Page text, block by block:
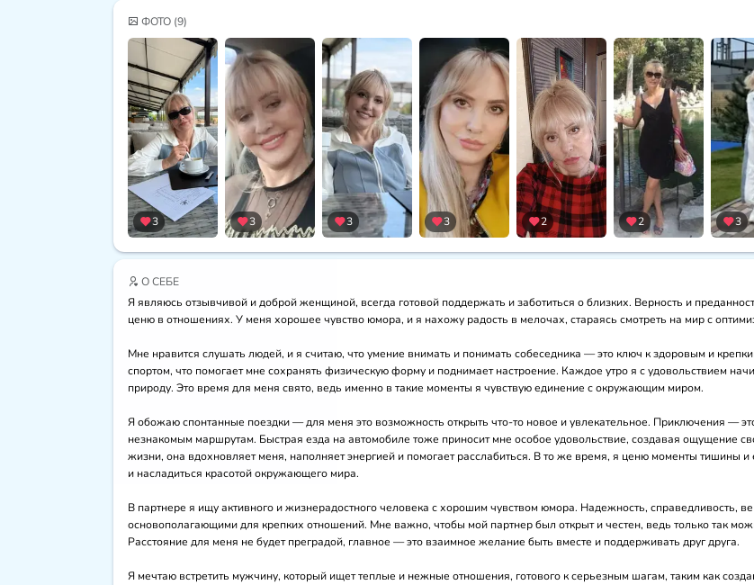
ФОТО (9)
3 3 3 3 2 2 3
О СЕБЕ
Я являюсь отзывчивой и доброй женщиной, всегда готовой поддержать и заботиться о близких. Верность и
ценю в отношениях. У меня хорошее чувство юмора, и я нахожу радость в мелочах, стараясь смотреть на мир с
Мне нравится слушать людей, и я считаю, что умение внимать и понимать собеседника — это ключ к здоровым и
спортом, что помогает мне сохранять физическую форму и поднимает настроение. Каждое утро я с удовольствием
природу. Это время для меня свято, ведь именно в такие моменты я чувствую единение с окружающим миром.
Я обожаю спонтанные поездки — для меня это возможность открыть что-то новое и увлекательное. Приключения —
незнакомым маршрутам. Быстрая езда на автомобиле тоже приносит мне особое удовольствие, создавая ощущение
жизни, она вдохновляет меня, наполняет энергией и помогает расслабиться. В то же время, я ценю моменты тишины и
и насладиться красотой окружающего мира.
В партнере я ищу активного и жизнерадостного человека с хорошим чувством юмора. Надежность, справедливость,
основополагающими для крепких отношений. Мне важно, чтобы мой партнер был открыт и честен, ведь только так
Расстояние для меня не будет преградой, главное — это взаимное желание быть вместе и поддерживать друг друга.
Я мечтаю встретить мужчину, который ищет теплые и нежные отношения, готового к серьезным шагам, таким как